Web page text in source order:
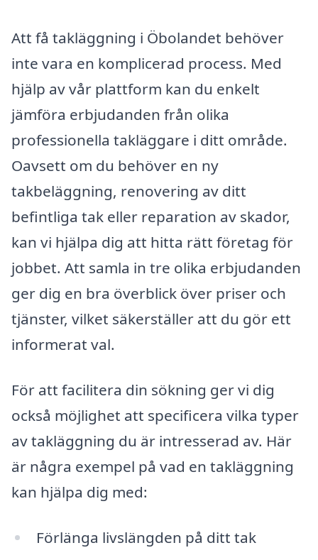
Att få takläggning i Öbolandet behöver
inte vara en komplicerad process. Med
hjälp av vår plattform kan du enkelt
jämföra erbjudanden från olika
professionella takläggare i ditt område.
Oavsett om du behöver en ny
takbeläggning, renovering av ditt
befintliga tak eller reparation av skador,
kan vi hjälpa dig att hitta rätt företag för
jobbet. Att samla in tre olika erbjudanden
ger dig en bra överblick över priser och
tjänster, vilket säkerställer att du gör ett
informerat val.
För att facilitera din sökning ger vi dig
också möjlighet att specificera vilka typer
av takläggning du är intresserad av. Här
är några exempel på vad en takläggning
kan hjälpa dig med:
Förlänga livslängden på ditt tak